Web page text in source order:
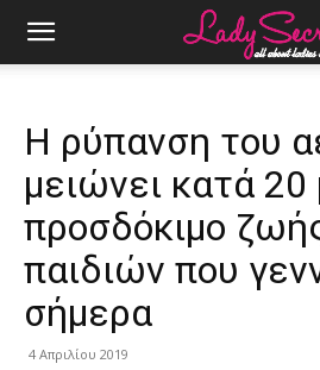
Η ρύπανση του
μειώνει κατά 20
προσδόκιμο
παιδιών που
σήμερα
4 Απριλίου 2019